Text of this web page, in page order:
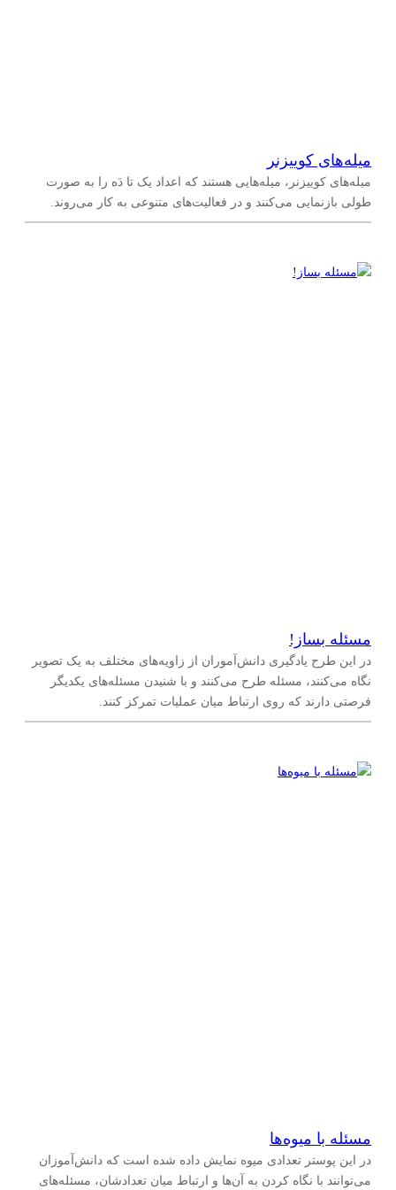
میله‌های کوییزنر
میله‌های کوییزنر، میله‌هایی هستند که اعداد یک تا دَه را به صورت
طولی بازنمایی می‌کنند و در فعالیت‌های متنوعی به کار می‌روند.
مسئله بساز!
در این طرح یادگیری دانش‌آموران از زاویه‌های مختلف به یک تصویر
نگاه می‌کنند، مسئله طرح می‌کنند و با شنیدن مسئله‌های یکدیگر
فرصتی دارند که روی ارتباط میان عملیات تمرکز کنند.
مسئله با میوه‌ها
در این پوستر تعدادی میوه نمایش داده شده است که دانش‌آموزان
می‌توانند با نگاه کردن به آن‌ها و ارتباط میان تعدادشان، مسئله‌های